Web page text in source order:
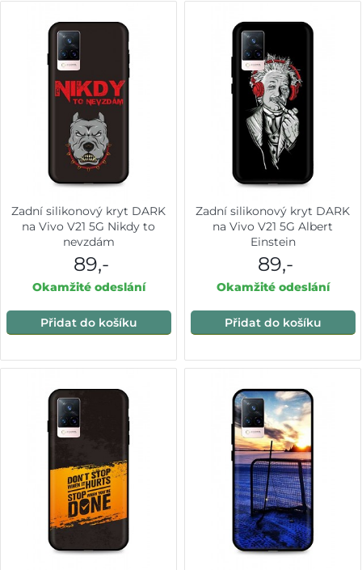
Zadní silikonový kryt DARK
na Vivo V21 5G Nikdy to
nevzdám
89,-
Okamžité odeslání
Přidat do košíku
Zadní silikonový kryt DARK
na Vivo V21 5G Albert
Einstein
89,-
Okamžité odeslání
Přidat do košíku